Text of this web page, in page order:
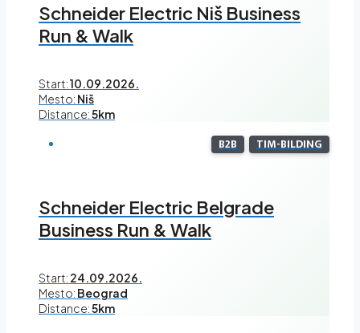
Schneider Electric Niš Business
Run & Walk
Start:10.09.2026.
Mesto: Niš
Distance:5km
B2B TIM-BILDING
Schneider Electric Belgrade
Business Run & Walk
Start: 24.09.2026.
Mesto: Beograd
Distance:5km